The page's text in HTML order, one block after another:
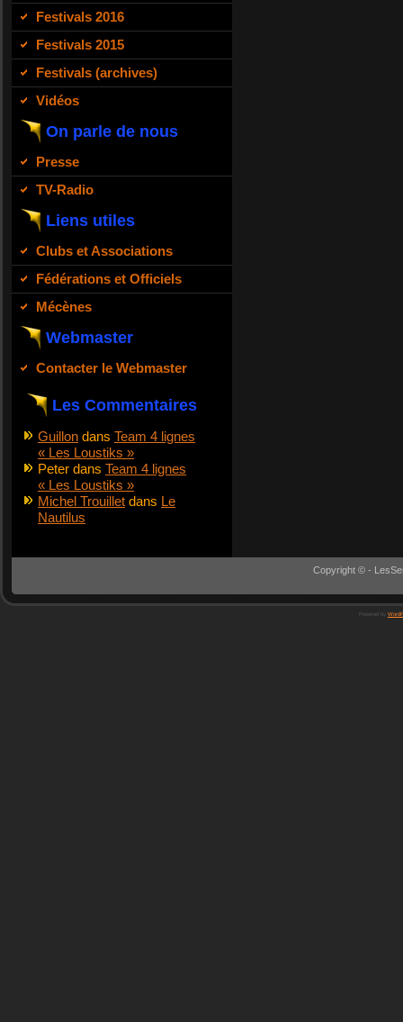
Festivals 2016
Festivals 2015
Festivals (archives)
Vidéos
On parle de nous
Presse
TV-Radio
Liens utiles
Clubs et Associations
Fédérations et Officiels
Mécènes
Webmaster
Contacter le Webmaster
Les Commentaires
Guillon dans Team 4 lignes
« Les Loustiks »
Peter dans Team 4 lignes
« Les Loustiks »
Michel Trouillet dans Le
Nautilus
Copyright © -
Powered by